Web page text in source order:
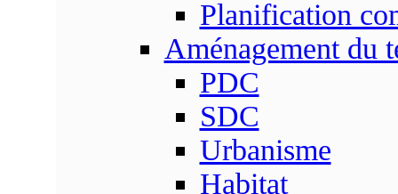
Planification
Aménagement du
PDC
SDC
Urbanisme
Habitat